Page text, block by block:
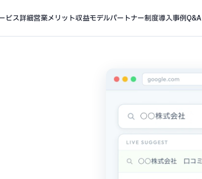
ビス詳細営業メリット収益モデルパートナー制度導入事例Q&A